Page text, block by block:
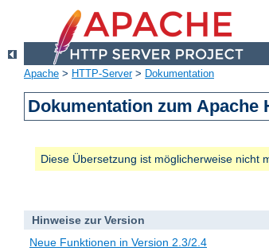
Apache > HTTP-Server> Dokumentation
Dokumentation zum Apache
Diese Übersetzung ist möglicherweise nicht
Hinweise zur Version
Neue Funktionen in Version 2.3/2.4